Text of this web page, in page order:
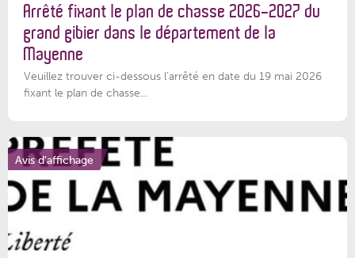
Arrêté fixant le plan de chasse 2026-2027 du
grand gibier dans le département de la
Mayenne
Veuillez trouver ci-dessous l’arrêté en date du 19 mai 2026
fixant le plan de chasse...
Avis d'affichage